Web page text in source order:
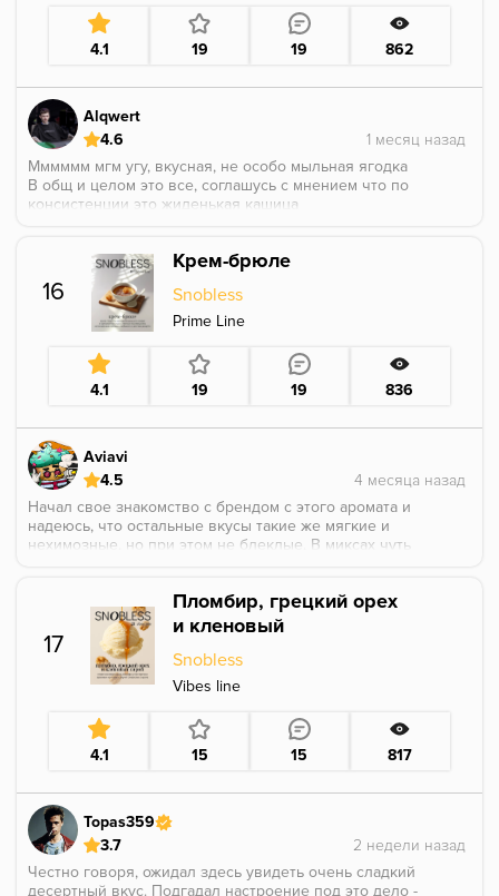
4.1 19 19 862
Alqwert
4.6
Мммммм мгм угу, вкусная, не особо мыльная ягодка
В общ и целом это все, соглашусь с мнением что по
консистенции это жиденькая кашица
16
Крем-брюле
Snobless
Prime Line
4.1 19 19 836
Aviavi
4.5
Начал свое знакомство с брендом с этого аромата и
надеюсь, что остальные вкусы такие же мягкие и
нехимозные, но при этом не блеклые. В миксах чуть
17
Пломбир, грецкий орех
и кленовый
Snobless
Vibes line
4.1 15 15 817
Topas359
3.7
Честно говоря, ожидал здесь увидеть очень сладкий
десертный вкус. Подгадал настроение под это дело -